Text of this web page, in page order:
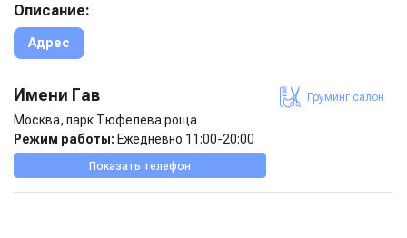
Описание:
Адрес
Имени Гав
Москва, парк Тюфелева роща
Режим работы: Ежедневно 11:00-20:00
Показать телефон
Груминг салон